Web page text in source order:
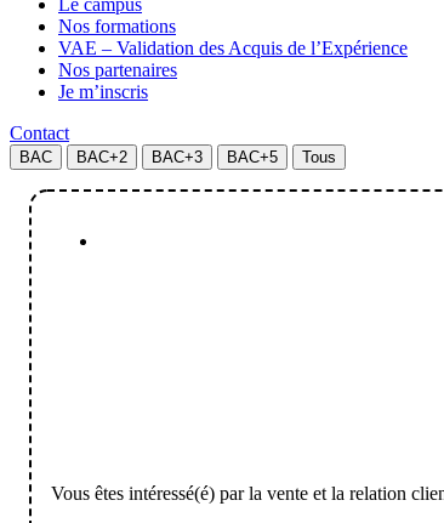
Le campus
Nos formations
VAE – Validation des Acquis de l’Expérience
Nos partenaires
Je m’inscris
Contact
BAC BAC+2 BAC+3 BAC+5 Tous
Vous êtes intéressé(é) par la vente et la relation